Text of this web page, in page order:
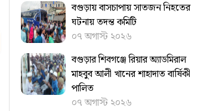
বগুড়ায় বাসচাপায় সাতজন নিহতের
ঘটনায় তদন্ত কমিটি
০৭ অগাস্ট ২০২৬
বগুড়ার শিবগঞ্জে রিয়ার অ্যাডমিরাল
মাহবুব আলী খানের শাহাদাত বার্ষিকী
পালিত
০৭ অগাস্ট ২০২৬